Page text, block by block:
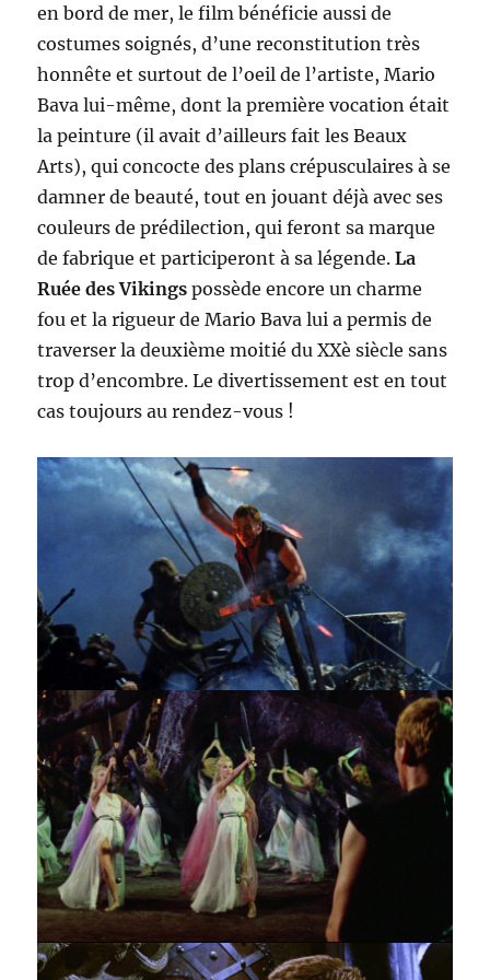
en bord de mer, le film bénéficie aussi de
costumes soignés, d’une reconstitution très
honnête et surtout de l’oeil de l’artiste, Mario
Bava lui-même, dont la première vocation était
la peinture (il avait d’ailleurs fait les Beaux
Arts), qui concocte des plans crépusculaires à se
damner de beauté, tout en jouant déjà avec ses
couleurs de prédilection, qui feront sa marque
de fabrique et participeront à sa légende.La
Ruée des Vikingspossède encore un charme
fou et la rigueur de Mario Bava lui a permis de
traverser la deuxième moitié du XXè siècle sans
trop d’encombre. Le divertissement est en tout
cas toujours au rendez-vous !